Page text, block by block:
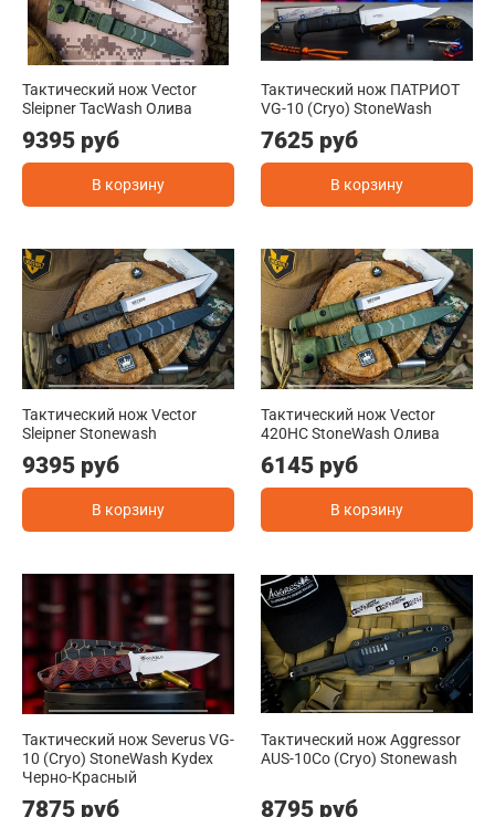
Тактический нож Vector
Sleipner TacWash Олива
9395 руб
В корзину
Тактический нож ПАТРИОТ
VG-10 (Cryo) StoneWash
7625 руб
В корзину
Тактический нож Vector
Sleipner Stonewash
9395 руб
В корзину
Тактический нож Vector
420HC StoneWash Олива
6145 руб
В корзину
Тактический нож Severus VG-
10 (Cryo) StoneWash Kydex
Черно-Красный
7875 руб
Тактический нож Aggressor
AUS-10Co (Cryo) Stonewash
8795 руб